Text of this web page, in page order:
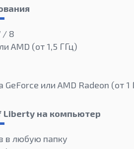
/ 8
AMD (от 1,5 ГГц)
GeForce или AMD Radeon (от 1
Liberty на компьютер
в любую папку